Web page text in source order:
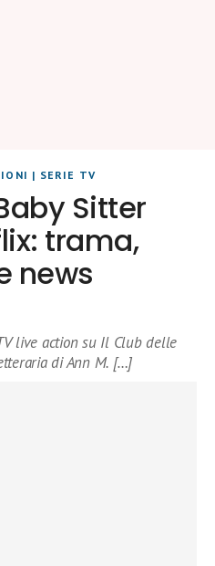
| SERIE TV
Sitter
trama,
news
live action su Il Club delle
di Ann M. […]